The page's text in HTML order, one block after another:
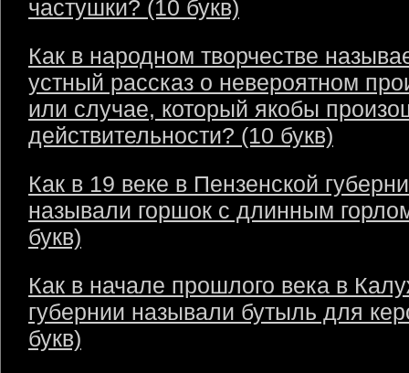
частушки? (10 букв)
Как в народном творчестве
устный рассказ о невероятном
или случае, который якобы
действительности? (10 букв)
Как в 19 веке в Пензенской
называли горшок с длинным
букв)
Как в начале прошлого века в
губернии называли бутыль для
букв)